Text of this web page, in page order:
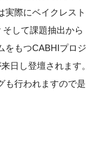
実際にベイクレスト
して課題抽出から
をもつCABHIプロジ
日し登壇されます。
も行われますので是